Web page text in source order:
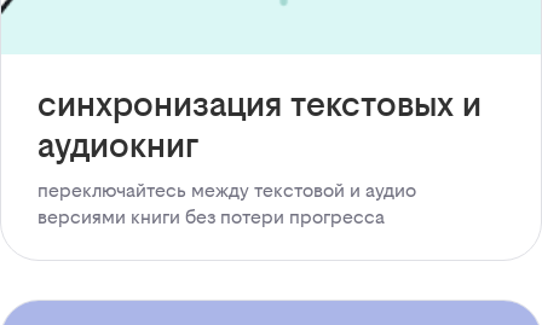
синхронизация текстовых и
аудиокниг
переключайтесь между текстовой и аудио
версиями книги без потери прогресса